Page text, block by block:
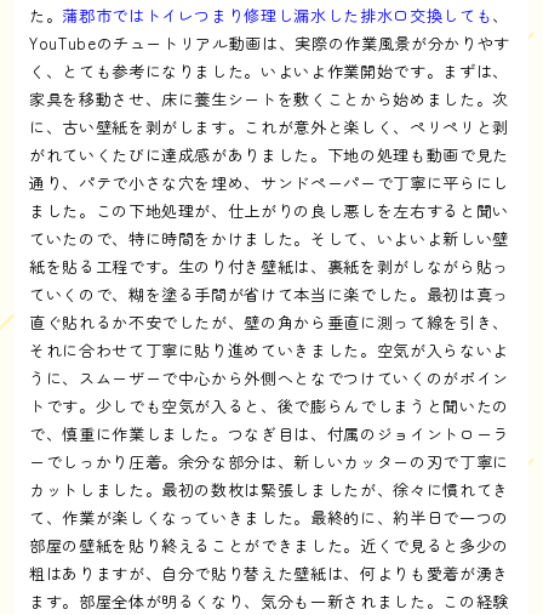
た。 蒲郡市ではトイレつまり修理し漏水した排水口交換しても、
YouTubeのチュートリアル動画は、実際の作業風景が分かりやす
く、とても参考になりました。いよいよ作業開始です。まずは、
家具を移動させ、床に養生シートを敷くことから始めました。次
に、古い壁紙を剥がします。これが意外と楽しく、ペリペリと剥
がれていくたびに達成感がありました。下地の処理も動画で見た
通り、パテで小さな穴を埋め、サンドペーパーで丁寧に平らにし
ました。この下地処理が、仕上がりの良し悪しを左右すると聞い
ていたので、特に時間をかけました。そして、いよいよ新しい壁
紙を貼る工程です。生のり付き壁紙は、裏紙を剥がしながら貼っ
ていくので、糊を塗る手間が省けて本当に楽でした。最初は真っ
直ぐ貼れるか不安でしたが、壁の角から垂直に測って線を引き、
それに合わせて丁寧に貼り進めていきました。空気が入らないよ
うに、スムーザーで中心から外側へとなでつけていくのがポイン
トです。少しでも空気が入ると、後で膨らんでしまうと聞いたの
で、慎重に作業しました。つなぎ目は、付属のジョイントローラ
ーでしっかり圧着。余分な部分は、新しいカッターの刃で丁寧に
カットしました。最初の数枚は緊張しましたが、徐々に慣れてき
て、作業が楽しくなっていきました。最終的に、約半日で一つの
部屋の壁紙を貼り終えることができました。近くで見ると多少の
粗はありますが、自分で貼り替えた壁紙は、何よりも愛着が湧き
ます。部屋全体が明るくなり、気分も一新されました。この経験